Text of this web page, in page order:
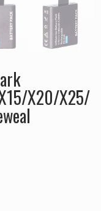
X20/X25/